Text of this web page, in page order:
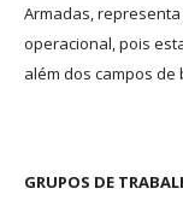
Armadas,
operacional, pois
além dos campos de
GRUPOS DE